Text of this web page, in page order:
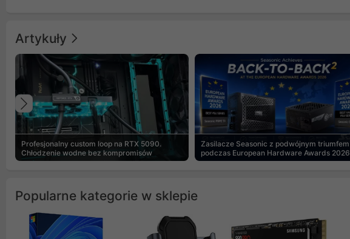
Artykuły
Profesjonalny custom loop na RTX 5090.
Chłodzenie wodne bez kompromisów
Zasilacze Seasonic z podwójnym triumfem
podczas European Hardware Awards 2026
Poprzedni
Popularne kategorie w sklepie